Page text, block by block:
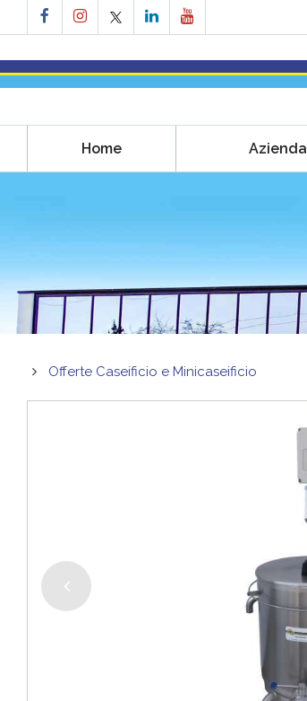
Home Azienda
Offerte Caseificio e Minicaseificio